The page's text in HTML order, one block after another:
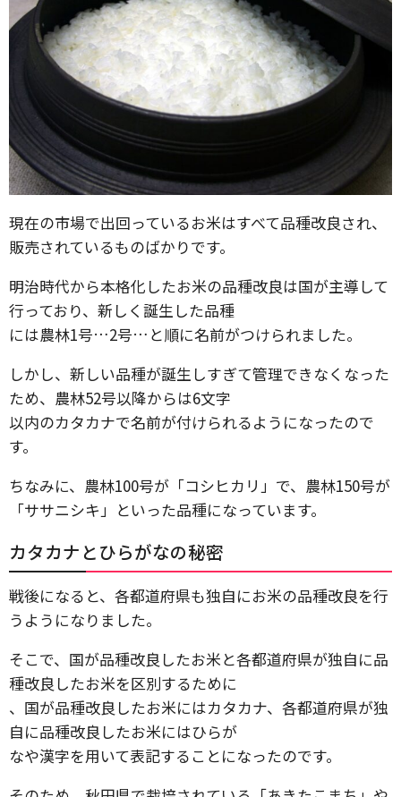
現在の市場で出回っているお米はすべて品種改良され、
販売されているものばかりです。
明治時代から本格化したお米の品種改良は国が主導して
行っており、新しく誕生した品種
には農林1号…2号…と順に名前がつけられました。
しかし、新しい品種が誕生しすぎて管理できなくなった
ため、農林52号以降からは6文字
以内のカタカナで名前が付けられるようになったので
す。
ちなみに、農林100号が「コシヒカリ」で、農林150号が
「ササニシキ」といった品種になっています。
カタカナとひらがなの秘密
戦後になると、各都道府県も独自にお米の品種改良を行
うようになりました。
そこで、国が品種改良したお米と各都道府県が独自に品
種改良したお米を区別するために
、国が品種改良したお米にはカタカナ、各都道府県が独
自に品種改良したお米にはひらが
なや漢字を用いて表記することになったのです。